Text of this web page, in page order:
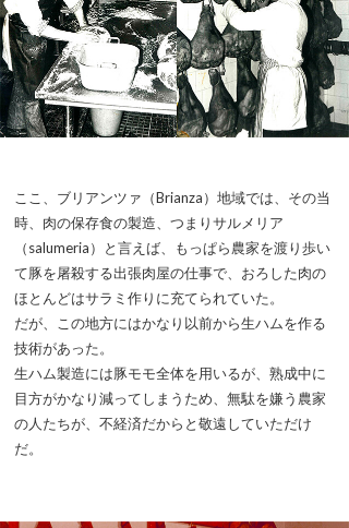
ここ、ブリアンツァ（Brianza）地域では、その当
時、肉の保存食の製造、つまりサルメリア
（salumeria）と言えば、もっぱら農家を渡り歩い
て豚を屠殺する出張肉屋の仕事で、おろした肉の
ほとんどはサラミ作りに充てられていた。
だが、この地方にはかなり以前から生ハムを作る
技術があった。
生ハム製造には豚モモ全体を用いるが、熟成中に
目方がかなり減ってしまうため、無駄を嫌う農家
の人たちが、不経済だからと敬遠していただけ
だ。